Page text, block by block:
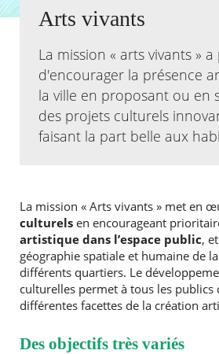
Actualités
Kiosque
Espace de services en ligne
Facebook
X Instagram
YoutubeLinkedin
RECHERCHER ...
Arts vivants
La mission « arts vivants »
d'encourager la présence
la ville en proposant ou en
des projets culturels
faisant la part belle aux
La mission « Arts vivants » met en
culturelsen encourageant
artistique dans l’espace public,
géographie spatiale et humaine de
différents quartiers. Le
culturelles permet à tous les publics
différentes facettes de la création
Des objectifs très variés